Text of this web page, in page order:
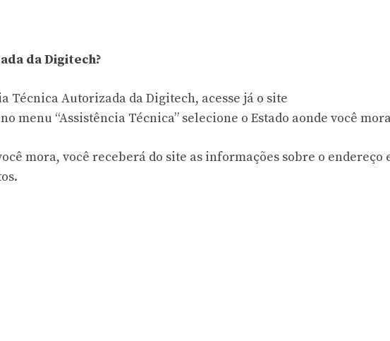
da Digitech?
Técnica Autorizada da Digitech, acesse já o site
menu “Assistência Técnica” selecione o Estado aonde você
mora, você receberá do site as informações sobre o endereço